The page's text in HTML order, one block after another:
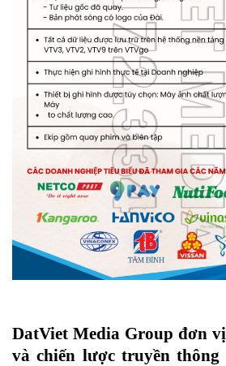
DatViet Media Group đơn
và chiến lược truyền